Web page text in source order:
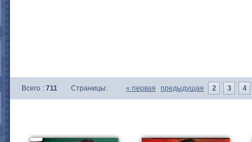
Всего : 711 Страницы: « первая предыдущая 2 3 4